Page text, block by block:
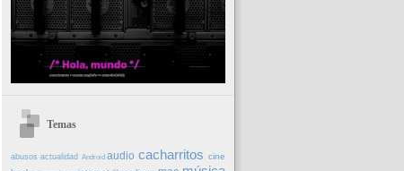
Temas
abusosactualidad Androidaudio cacharritos cine